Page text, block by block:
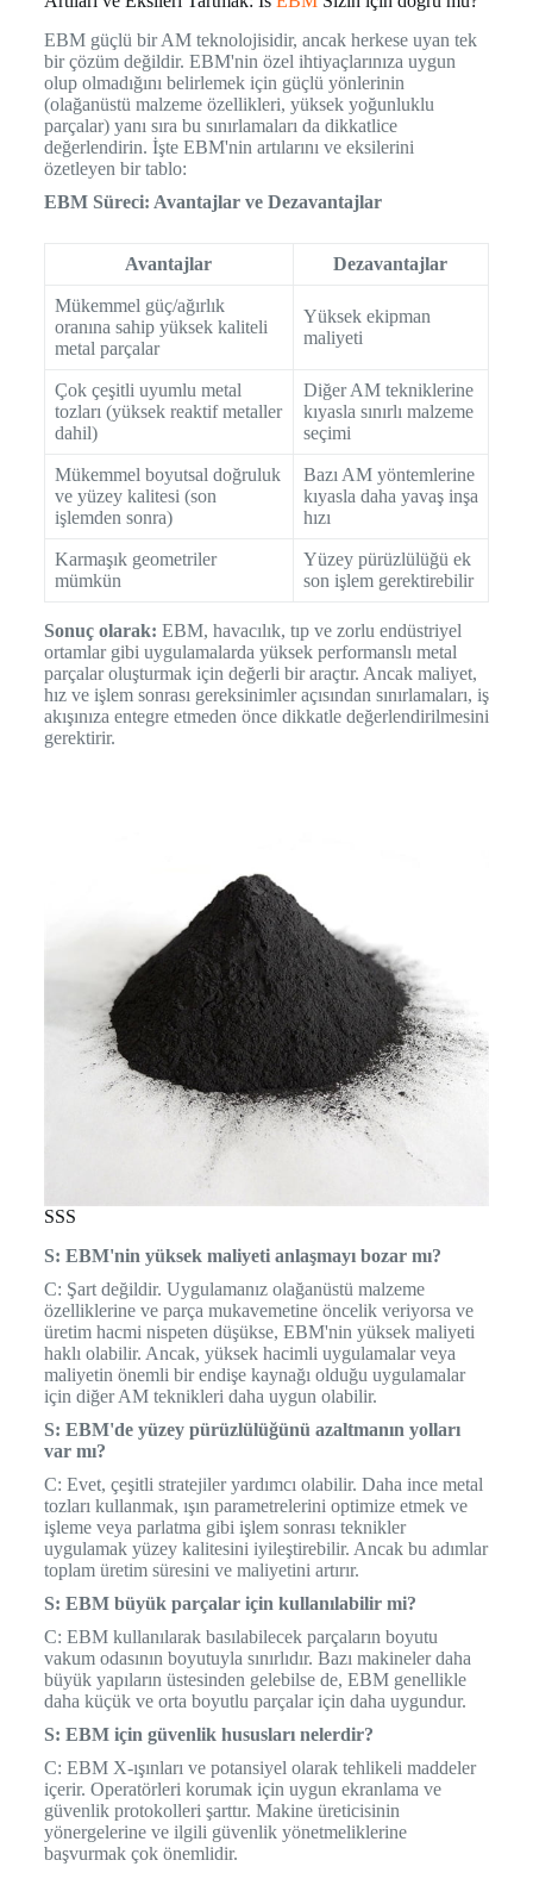
EBM güçlü bir AM teknolojisidir, ancak herkese uyan tek
bir çözüm değildir. EBM'nin özel ihtiyaçlarınıza uygun
olup olmadığını belirlemek için güçlü yönlerinin
(olağanüstü malzeme özellikleri, yüksek yoğunluklu
parçalar) yanı sıra bu sınırlamaları da dikkatlice
değerlendirin. İşte EBM'nin artılarını ve eksilerini
özetleyen bir tablo:
EBM Süreci: Avantajlar ve Dezavantajlar
Avantajlar Dezavantajlar
Mükemmel güç/ağırlık
oranına sahip yüksek kaliteli
metal parçalar
Yüksek ekipman
maliyeti
Çok çeşitli uyumlu metal
tozları (yüksek reaktif metaller
dahil)
Diğer AM tekniklerine
kıyasla sınırlı malzeme
seçimi
Mükemmel boyutsal doğruluk
ve yüzey kalitesi (son
işlemden sonra)
Bazı AM yöntemlerine
kıyasla daha yavaş inşa
hızı
Karmaşık geometriler
mümkün
Yüzey pürüzlülüğü ek
son işlem gerektirebilir
Sonuç olarak: EBM, havacılık, tıp ve zorlu endüstriyel
ortamlar gibi uygulamalarda yüksek performanslı metal
parçalar oluşturmak için değerli bir araçtır. Ancak maliyet,
hız ve işlem sonrası gereksinimler açısından sınırlamaları, iş
akışınıza entegre etmeden önce dikkatle değerlendirilmesini
gerektirir.
SSS
S: EBM'nin yüksek maliyeti anlaşmayı bozar mı?
C: Şart değildir. Uygulamanız olağanüstü malzeme
özelliklerine ve parça mukavemetine öncelik veriyorsa ve
üretim hacmi nispeten düşükse, EBM'nin yüksek maliyeti
haklı olabilir. Ancak, yüksek hacimli uygulamalar veya
maliyetin önemli bir endişe kaynağı olduğu uygulamalar
için diğer AM teknikleri daha uygun olabilir.
S: EBM'de yüzey pürüzlülüğünü azaltmanın yolları
var mı?
C: Evet, çeşitli stratejiler yardımcı olabilir. Daha ince metal
tozları kullanmak, ışın parametrelerini optimize etmek ve
işleme veya parlatma gibi işlem sonrası teknikler
uygulamak yüzey kalitesini iyileştirebilir. Ancak bu adımlar
toplam üretim süresini ve maliyetini artırır.
S: EBM büyük parçalar için kullanılabilir mi?
C: EBM kullanılarak basılabilecek parçaların boyutu
vakum odasının boyutuyla sınırlıdır. Bazı makineler daha
büyük yapıların üstesinden gelebilse de, EBM genellikle
daha küçük ve orta boyutlu parçalar için daha uygundur.
S: EBM için güvenlik hususları nelerdir?
C: EBM X-ışınları ve potansiyel olarak tehlikeli maddeler
içerir. Operatörleri korumak için uygun ekranlama ve
güvenlik protokolleri şarttır. Makine üreticisinin
yönergelerine ve ilgili güvenlik yönetmeliklerine
başvurmak çok önemlidir.